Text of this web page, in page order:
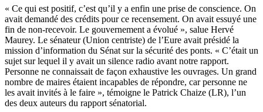
« Ce qui est positif, c’est qu’il y a enfin une prise de conscience. On
avait demandé des crédits pour ce recensement. On avait essuyé une
fin de non-recevoir. Le gouvernement a évolué », salue Hervé
Maurey. Le sénateur (Union centriste) de l’Eure avait présidé la
mission d’information du Sénat sur la sécurité des ponts. « C’était un
sujet sur lequel il y avait un silence radio avant notre rapport.
Personne ne connaissait de façon exhaustive les ouvrages. Un grand
nombre de maires étaient incapables de répondre, car personne ne
les avait invités à le faire », témoigne le Patrick Chaize (LR), l’un
des deux auteurs du rapport sénatorial.